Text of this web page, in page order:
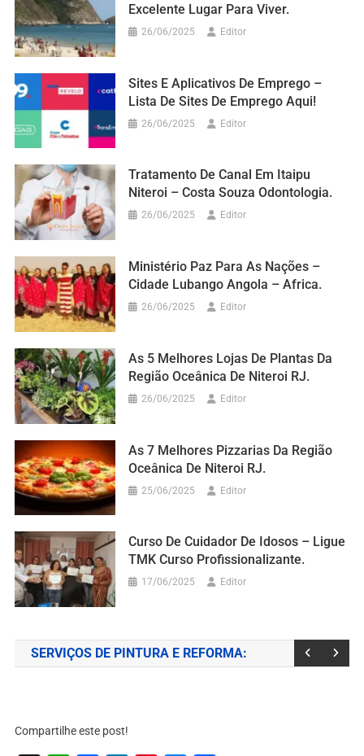
Excelente Lugar Para Viver.
26/06/2025 Editor
Sites E Aplicativos De Emprego –
Lista De Sites De Emprego Aqui!
26/06/2025 Editor
Tratamento De Canal Em Itaipu
Niteroi – Costa Souza Odontologia.
26/06/2025 Editor
Ministério Paz Para As Nações –
Cidade Lubango Angola – Africa.
26/06/2025 Editor
As 5 Melhores Lojas De Plantas Da
Região Oceânica De Niteroi RJ.
26/06/2025 Editor
As 7 Melhores Pizzarias Da Região
Oceânica De Niteroi RJ.
25/06/2025 Editor
Curso De Cuidador De Idosos – Ligue
TMK Curso Profissionalizante.
17/06/2025 Editor
SERVIÇOS DE PINTURA E REFORMA:
Compartilhe este post!